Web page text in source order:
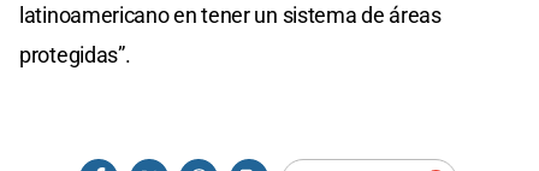
latinoamericano en tener un sistema de áreas
protegidas”.